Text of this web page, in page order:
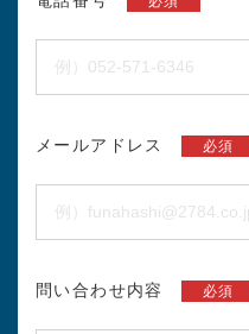
メールアドレス 必須
問い合わせ内容 必須